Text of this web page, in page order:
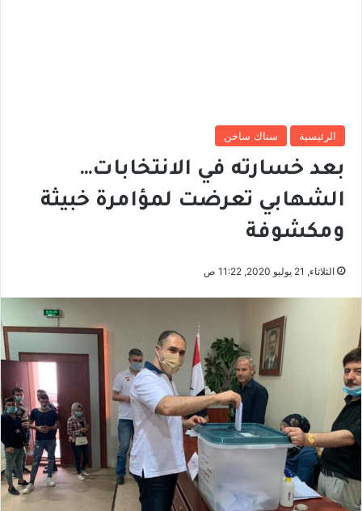
الرئيسية سناك ساخن
بعد خسارته في الانتخابات…
الشهابي تعرضت لمؤامرة خبيثة
ومكشوفة
الثلاثاء, 21 يوليو 2020, 11:22 ص